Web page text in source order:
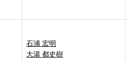
石浦 宏明
大湯 都史樹